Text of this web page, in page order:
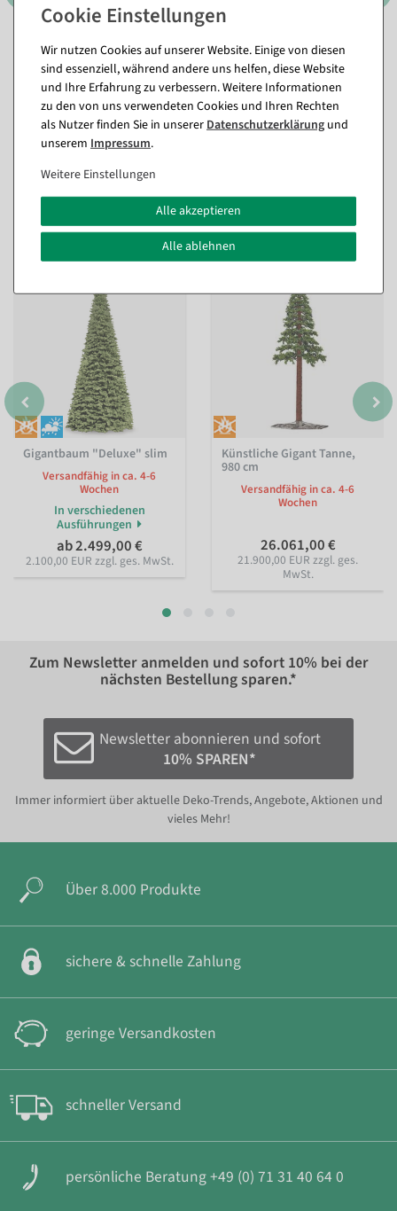
1000 cm
Passende Artikel zu diesem Produkt
(8)
Gigantbaum "Deluxe" slim
Versandfähig in ca. 4-6
Wochen
In verschiedenen
Ausführungen
ab 2.499,00 €
2.100,00 EUR zzgl. ges. MwSt.
Künstliche Gigant Tanne,
980 cm
Versandfähig in ca. 4-6
Wochen
26.061,00 €
21.900,00 EUR zzgl. ges.
MwSt.
Zum Newsletter anmelden und sofort 10% bei der
nächsten Bestellung sparen.*
Newsletter abonnieren und sofort
10% SPAREN*
Immer informiert über aktuelle Deko-Trends, Angebote, Aktionen und
vieles Mehr!
Über 8.000 Produkte
sichere & schnelle Zahlung
geringe Versandkosten
schneller Versand
persönliche Beratung +49 (0) 71 31 40 64 0
Wir nutzen Cookies auf unserer Website. Einige von diesen
sind essenziell, während andere uns helfen, diese Website
und Ihre Erfahrung zu verbessern. Weitere Informationen
zu den von uns verwendeten Cookies und Ihren Rechten
als Nutzer finden Sie in unsererDaten­schutz­erklärung und
unserem Impressum.
Weitere Einstellungen
Alle akzeptieren
Alle ablehnen